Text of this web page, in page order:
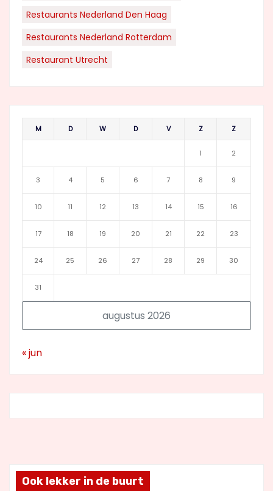
Restaurants Nederland Den Haag
Restaurants Nederland Rotterdam
Restaurant Utrecht
augustus 2026
M D W D V Z Z
1 2
3 4 5 6 7 8 9
10 11 12 13 14 15 16
17 18 19 20 21 22 23
24 25 26 27 28 29 30
31
« jun
Ook lekker in de buurt